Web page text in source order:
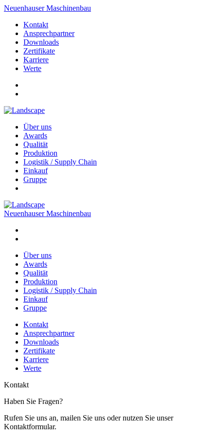
Neuenhauser Maschinenbau
Kontakt
Ansprechpartner
Downloads
Zertifikate
Karriere
Werte
Über uns
Awards
Qualität
Produktion
Logistik / Supply Chain
Einkauf
Gruppe
Neuenhauser Maschinenbau
Über uns
Awards
Qualität
Produktion
Logistik / Supply Chain
Einkauf
Gruppe
Kontakt
Ansprechpartner
Downloads
Zertifikate
Karriere
Werte
Kontakt
Haben Sie Fragen?
Rufen Sie uns an, mailen Sie uns oder nutzen Sie unser
Kontaktformular.